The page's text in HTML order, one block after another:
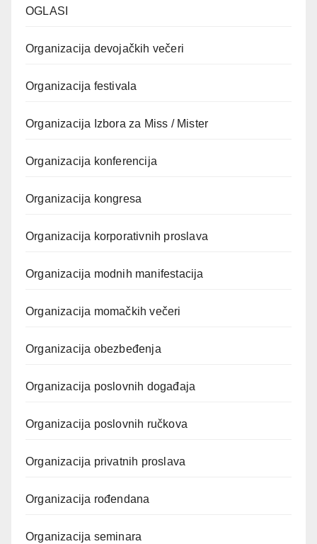
OGLASI
Organizacija devojačkih večeri
Organizacija festivala
Organizacija Izbora za Miss / Mister
Organizacija konferencija
Organizacija kongresa
Organizacija korporativnih proslava
Organizacija modnih manifestacija
Organizacija momačkih večeri
Organizacija obezbeđenja
Organizacija poslovnih događaja
Organizacija poslovnih ručkova
Organizacija privatnih proslava
Organizacija rođendana
Organizacija seminara